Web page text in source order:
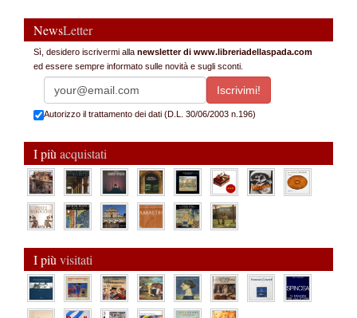
NewsLetter
Sì, desidero iscrivermi alla newsletter di www.libreriadellaspada.com
ed essere sempre informato sulle novità e sugli sconti.
Autorizzo il trattamento dei dati (D.L. 30/06/2003 n.196)
I più acquistati
I più visitati